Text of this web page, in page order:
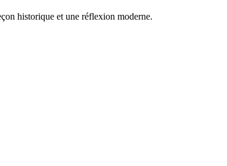
historique et une réflexion moderne.